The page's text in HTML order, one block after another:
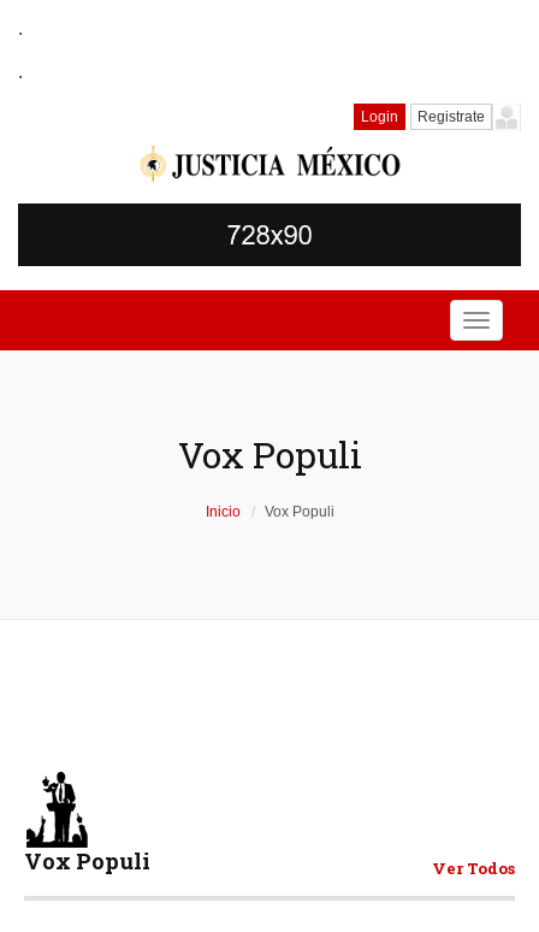
.
.
Login Registrate
Toggle
Vox Populi
Inicio Vox Populi
Vox Populi Ver Todos